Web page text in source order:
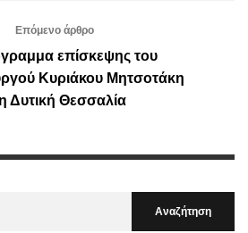
Επόμενο άρθρο
επίσκεψης του
Κυριάκου Μητσοτάκη
Δυτική Θεσσαλία